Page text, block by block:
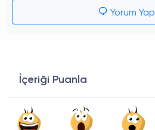
Yorum Yap
İçeriği Puanla